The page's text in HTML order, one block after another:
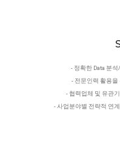
- 정확한 Data 분
- 전문인력 활용을
- 협력업체 및 유관
- 사업분야별 전략적 연